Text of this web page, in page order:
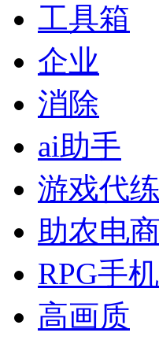
工具箱
企业
消除
ai助手
游戏代练
助农电商
RPG手
高画质